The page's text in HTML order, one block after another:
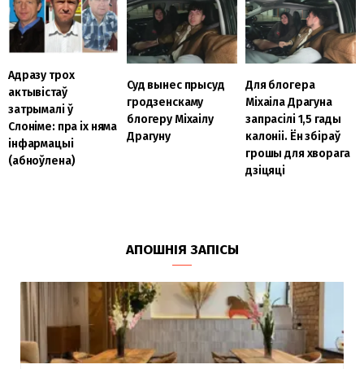
Адразу трох
актывістаў
затрымалі ў
Слоніме: пра іх няма
інфармацыі
(абноўлена)
Суд вынес прысуд
гродзенскаму
блогеру Міхаілу
Драгуну
Для блогера
Міхаіла Драгуна
запрасілі 1,5 гады
калоніі. Ён збіраў
грошы для хворага
дзіцяці
АПОШНІЯ ЗАПІСЫ